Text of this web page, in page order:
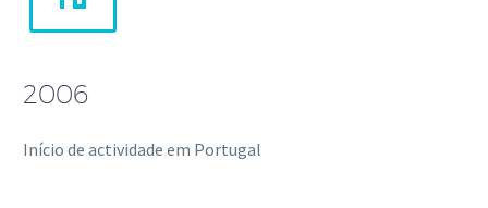
2006
Início de actividade em Portugal